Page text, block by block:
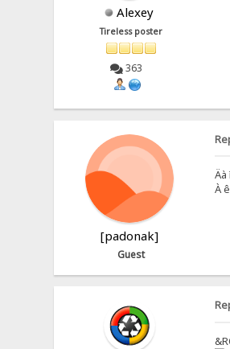
Alexey
Tireless poster
363
[padonak]
Guest
Äà
À